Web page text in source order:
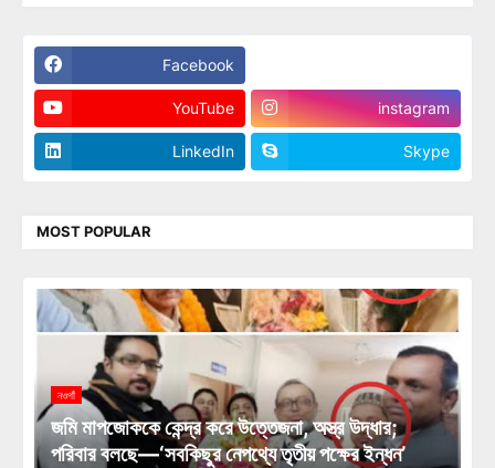
Facebook
YouTube instagram
LinkedIn Skype
MOST POPULAR
নওগাঁ
জমি মাপজোককে কেন্দ্র করে উত্তেজনা, অস্ত্র উদ্ধার;
পরিবার বলছে—‘সবকিছুর নেপথ্যে তৃতীয় পক্ষের ইন্ধন’